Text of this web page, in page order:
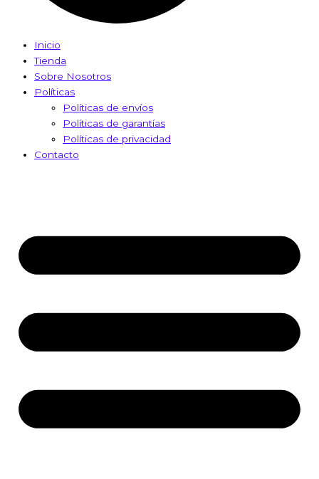
Inicio
Tienda
Sobre Nosotros
Políticas
Políticas de envíos
Políticas de garantías
Políticas de privacidad
Contacto